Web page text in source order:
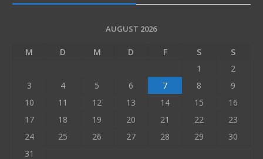
AUGUST 2026
M D M D F S
S
1
2
3
4 5 6 7 8
9
10
11 12 13 14 15
16
17
18 19 20 21 22
23
24
25 26 27 28 29
30
31